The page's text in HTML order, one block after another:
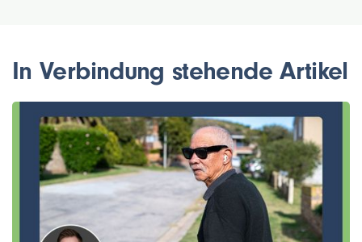
In Verbindung stehende Artikel